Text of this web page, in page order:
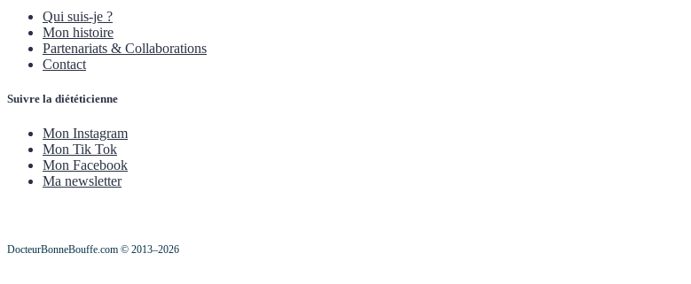
Qui suis-je ?
Mon histoire
Partenariats & Collaborations
Contact
Suivre la diététicienne
Mon Instagram
Mon Tik Tok
Mon Facebook
Ma newsletter
DocteurBonneBouffe.com © 2013–2026